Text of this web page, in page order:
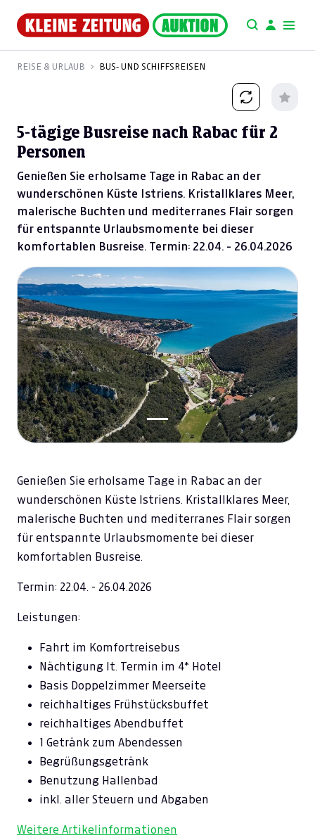
REISE & URLAUB BUS- UND SCHIFFSREISEN
5-tägige Busreise nach Rabac für 2
Personen
Genießen Sie erholsame Tage in Rabac an der
wunderschönen Küste Istriens. Kristallklares Meer,
malerische Buchten und mediterranes Flair sorgen
für entspannte Urlaubsmomente bei dieser
komfortablen Busreise. Termin: 22.04. - 26.04.2026
Genießen Sie erholsame Tage in Rabac an der
wunderschönen Küste Istriens. Kristallklares Meer,
malerische Buchten und mediterranes Flair sorgen
für entspannte Urlaubsmomente bei dieser
komfortablen Busreise.
Termin: 22.04. - 26.04.2026
Leistungen:
Fahrt im Komfortreisebus
Nächtigung lt. Termin im 4* Hotel
Basis Doppelzimmer Meerseite
reichhaltiges Frühstücksbuffet
reichhaltiges Abendbuffet
1 Getränk zum Abendessen
Begrüßungsgetränk
Benutzung Hallenbad
inkl. aller Steuern und Abgaben
Weitere Artikelinformationen